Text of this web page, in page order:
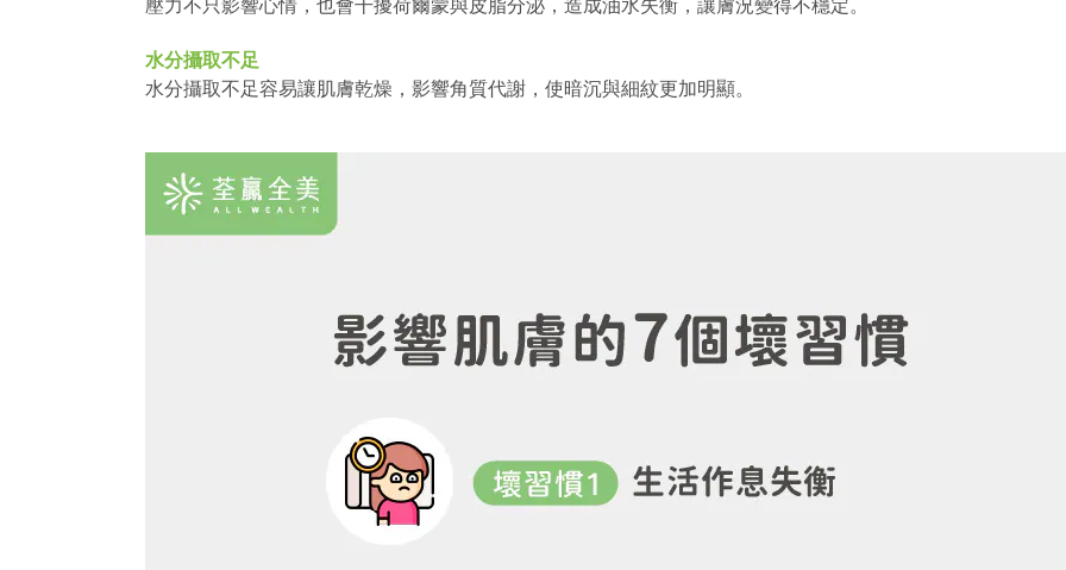
壓力不只影響心情，也會干擾荷爾蒙與皮脂分泌，造成油水失衡，讓膚況變得不穩定。
水分攝取不足
水分攝取不足容易讓肌膚乾燥，影響角質代謝，使暗沉與細紋更加明顯。